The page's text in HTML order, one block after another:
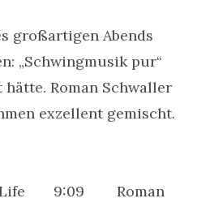
großartigen Abends
„Schwingmusik pur“
Roman Schwaller
exzellent gemischt.
In Life 9:09 Roman